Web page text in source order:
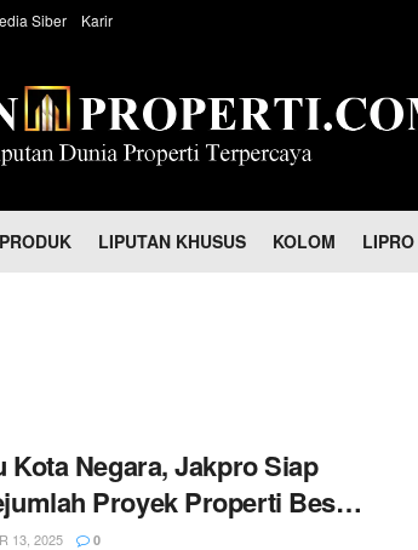
Siber Karir
LIPUTAN KHUSUS KOLOM
Kota Negara, Jakpro Siap
Proyek Properti Besar
13, 2025 0